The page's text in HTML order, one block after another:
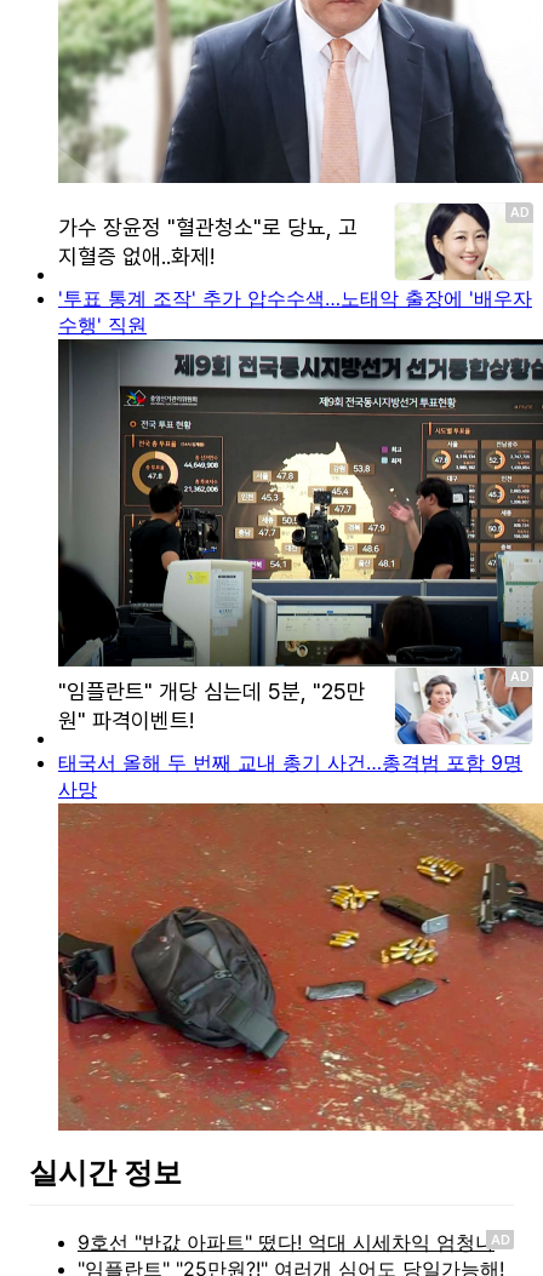
'투표 통계 조작' 추가 압수수색…노태악 출장에 '배우자
수행' 직원
태국서 올해 두 번째 교내 총기 사건…총격범 포함 9명
사망
실시간 정보
AD